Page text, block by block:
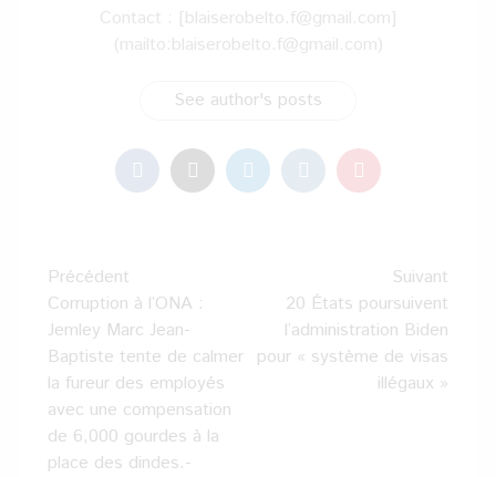
Contact : [blaiserobelto.f@gmail.com]
(mailto:blaiserobelto.f@gmail.com)
See author's posts
Navigation
d’article
Précédent
Corruption à l’ONA :
Jemley Marc Jean-
Baptiste tente de calmer
la fureur des employés
avec une compensation
de 6,000 gourdes à la
place des dindes.-
Suivant
20 États poursuivent
l’administration Biden
pour « système de visas
illégaux »